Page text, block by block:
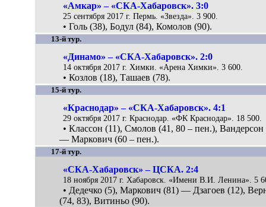
«Амкар» – «СКА-Хабаровск». 3:0
25 сентября 2017 г. Пермь. «Звезда». 3 900.
• Голь (38), Бодул (84), Комолов (90).
13-й тур.
«Динамо» – «СКА-Хабаровск». 2:0
14 октября 2017 г. Химки. «Арена Химки». 3 600.
• Козлов (18), Ташаев (78).
15-й тур.
«Краснодар» – «СКА-Хабаровск». 4:1
29 октября 2017 г. Краснодар. «ФК Краснодар». 18 500.
• Классон (11), Смолов (41, 80 – пен.), Вандерсон
— Маркович (60 – пен.).
17-й тур.
«СКА-Хабаровск» – ЦСКА. 2:4
18 ноября 2017 г. Хабаровск. «Имени В.И. Ленина». 5
• Дедечко (5), Маркович (81) — Дзагоев (12),
(74, 83), Витиньо (90).